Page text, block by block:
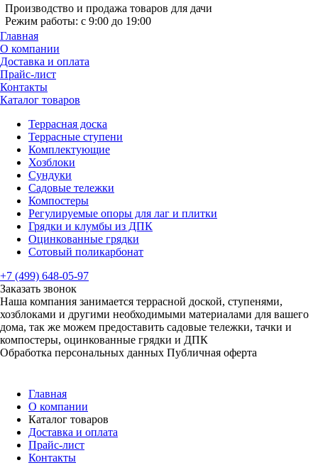
Производство и продажа товаров для дачи
Режим работы: с 9:00 до 19:00
Главная
О компании
Доставка и оплата
Прайс-лист
Контакты
Каталог товаров
Террасная доска
Террасные ступени
Комплектующие
Хозблоки
Сундуки
Садовые тележки
Компостеры
Регулируемые опоры для лаг и плитки
Грядки и клумбы из ДПК
Оцинкованные грядки
Сотовый поликарбонат
+7 (499) 648-05-97
Заказать звонок
Наша компания занимается террасной доской, ступенями,
хозблоками и другими необходимыми материалами для вашего
дома, так же можем предоставить садовые тележки, тачки и
компостеры, оцинкованные грядки и ДПК
Обработка персональных данных Публичная оферта
Главная
О компании
Каталог товаров
Доставка и оплата
Прайс-лист
Контакты